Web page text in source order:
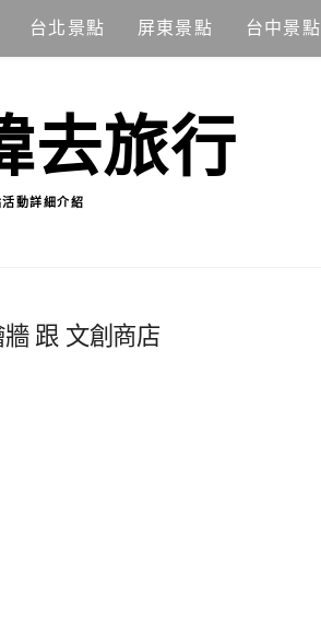
台北景點 屏東景點 台中景點
去旅行
動詳細介紹
跟 文創商店